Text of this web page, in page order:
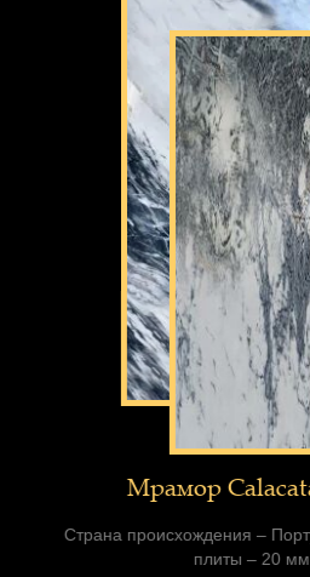
Мрамор
Страна происхождения –
плиты – 20 мм.